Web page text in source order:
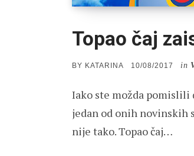
Topao čaj
BY KATARINA
POSTED
10/08/2017 in
Iako ste možda pomislili
jedan od onih novinskih
nije tako. Topao čaj…